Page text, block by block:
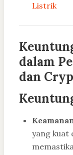
Listrik
dalam
dan
yang kuat